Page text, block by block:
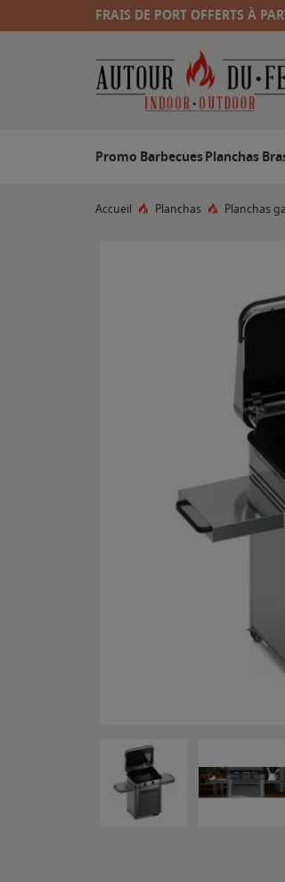
FRAIS DE PORT OFFERTS À
Promo BarbecuesPlanchas
Accueil Planchas Planchas